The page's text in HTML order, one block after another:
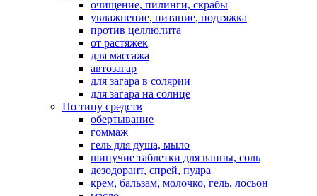
очищение, пилинги, скрабы
увлажнение, питание, подтяжка
против целлюлита
от растяжек
для массажа
автозагар
для загара в солярии
для загара на солнце
По типу средств
обертывание
гоммаж
гель для душа, мыло
шипучие таблетки для ванны, соль
дезодорант, спрей, пудра
крем, бальзам, молочко, гель, лосьон